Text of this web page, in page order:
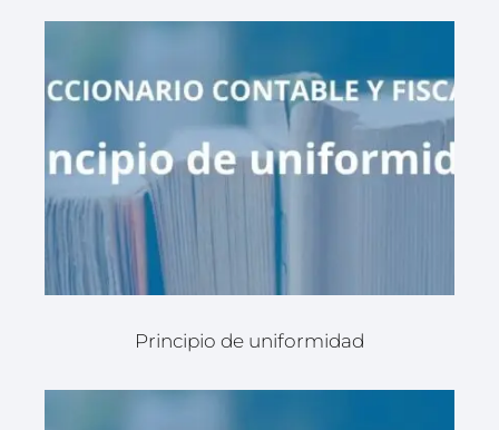
Principio de uniformidad